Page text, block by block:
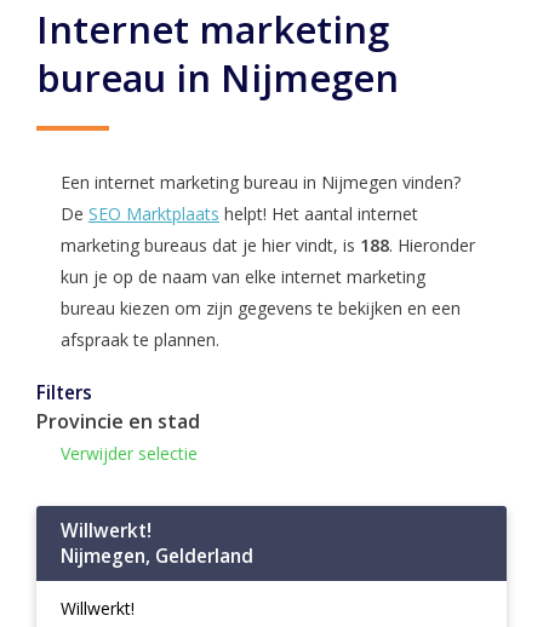
Internet marketing
bureau in Nijmegen
Een internet marketing bureau in Nijmegen vinden?
De SEO Marktplaats helpt! Het aantal internet
marketing bureaus dat je hier vindt, is 188. Hieronder
kun je op de naam van elke internet marketing
bureau kiezen om zijn gegevens te bekijken en een
afspraak te plannen.
Filters
Provincie en stad
Verwijder selectie
Willwerkt!
Nijmegen, Gelderland
Willwerkt!